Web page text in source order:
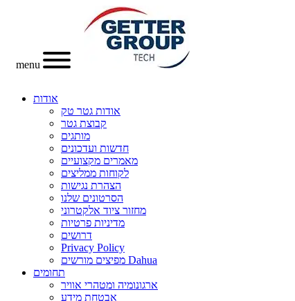
menu
אודות
אודות גטר טק
קבוצת גטר
מותגים
חדשות ועדכונים
מאמרים מקצועיים
לקוחות ממליצים
הצהרת נגישות
הסרטונים שלנו
מחזור ציוד אלקטרוני
מדיניות פרטיות
דרושים
Privacy Policy
מפיצים מורשים Dahua
תחומים
ארגונומיה ומטהרי אוויר
אבטחת מידע